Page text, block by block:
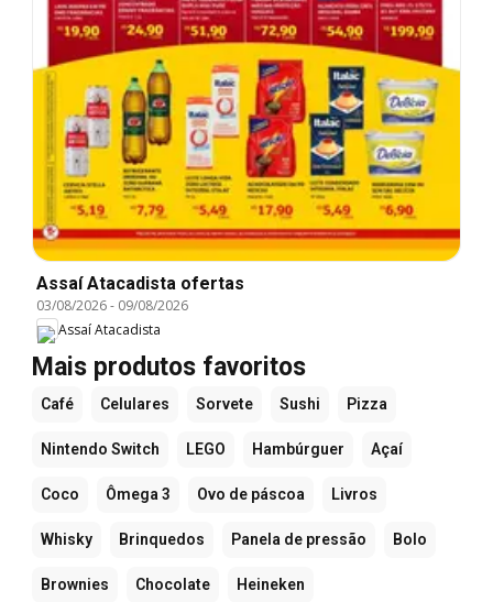
Assaí Atacadista ofertas
03/08/2026- 09/08/2026
Assaí Atacadista
Mais produtos favoritos
Café Celulares Sorvete Sushi Pizza
Nintendo Switch LEGO Hambúrguer Açaí
Coco Ômega 3 Ovo de páscoa Livros
Whisky Brinquedos Panela de pressão Bolo
Brownies Chocolate Heineken